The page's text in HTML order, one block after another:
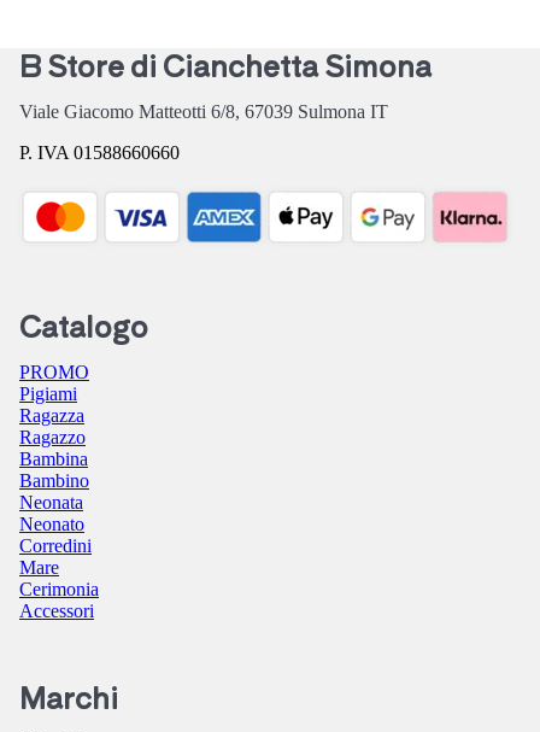
B Store di Cianchetta Simona
Viale Giacomo Matteotti 6/8, 67039 Sulmona IT
P. IVA 01588660660
Catalogo
PROMO
Pigiami
Ragazza
Ragazzo
Bambina
Bambino
Neonata
Neonato
Corredini
Mare
Cerimonia
Accessori
Marchi